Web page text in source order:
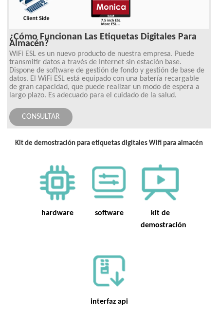
¿Cómo Funcionan Las Etiquetas Digitales Para
Almacén?
WiFi ESL es un nuevo producto de nuestra empresa. Puede
transmitir datos a través de Internet sin estación base.
Dispone de software de gestión de fondo y gestión de base de
datos. El WiFi ESL está equipado con una batería recargable
de gran capacidad, que puede realizar un modo de espera a
largo plazo. Es adecuado para el cuidado de la salud.
CONSULTAR
Kit de demostración para etiquetas digitales Wifi para almacén
hardware software
kit de
demostración
interfaz api